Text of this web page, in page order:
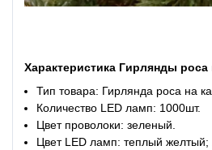
Характеристика Гирлянды
Тип товара: Гирлянда роса на
Количество LED ламп: 1000шт.
Цвет проволоки: зеленый.
Цвет LED ламп: теплый